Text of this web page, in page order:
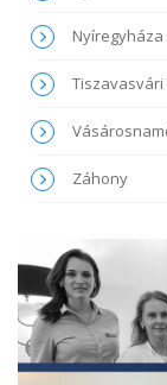
Nyíregyháza
Tiszavasvári
Záhony